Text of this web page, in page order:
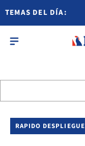
TEMAS DEL DÍA:
RAPIDO DESPLIEGUE